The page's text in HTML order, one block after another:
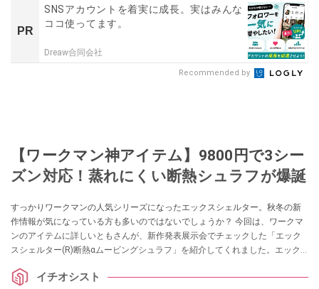
PR
SNSアカウントを着実に成長。実はみんな
ココ使ってます。
Dreaw合同会社
Recommended by
【ワークマン神アイテム】9800円で3シー
ズン対応！蒸れにくい断熱シュラフが爆誕
すっかりワークマンの人気シリーズになったエックスシェルター。秋冬の新
作情報が気になっている方も多いのではないでしょうか？ 今回は、ワークマ
ンのアイテムに詳しいともさんが、新作発表展示会でチェックした「エック
スシェルター(R)断熱αムービングシュラフ」を紹介してくれました。エック
さい。 イチオシスト